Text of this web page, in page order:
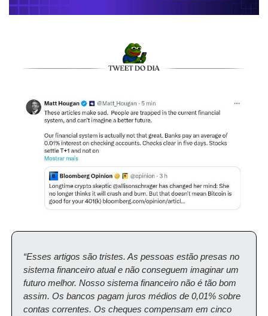
“Esses artigos são tristes. As pessoas estão presas no
sistema financeiro atual e não conseguem imaginar um
futuro melhor. Nosso sistema financeiro não é tão bom
assim. Os bancos pagam juros médios de 0,01% sobre
contas correntes. Os cheques compensam em cinco